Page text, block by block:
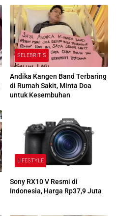
SELEBRITIS
Andika Kangen Band Terbaring
di Rumah Sakit, Minta Doa
untuk Kesembuhan
LIFESTYLE
Sony RX10 V Resmi di
Indonesia, Harga Rp37,9 Juta